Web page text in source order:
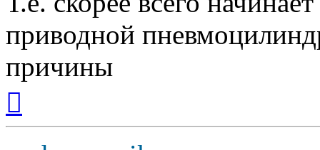
приводной
причины
началу